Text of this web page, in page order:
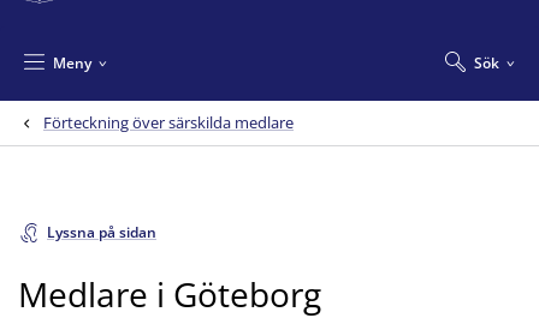
Sök
Meny
Förteckning över särskilda medlare
Lyssna på sidan
Medlare i Göteborg